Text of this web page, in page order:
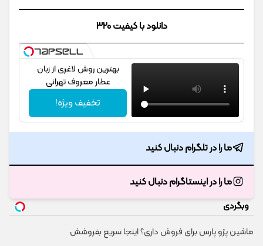
دانلود با کیفیت 320
بهترین روش لاغری از زبان
عطار معروف تهرانی
تخفیف ویژه!
ما را در تلگرام دنبال کنید
ما را در اینستاگرام دنبال کنید
وبگردی
ماشین پژو پارس برای فروش داری؟ اینجا سریع بفروشش